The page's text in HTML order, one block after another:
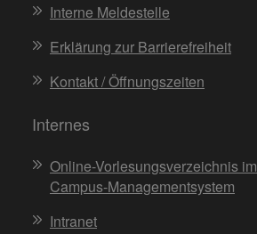
Interne Meldestelle
Erklärung zur Barrierefreiheit
Kontakt / Öffnungszeiten
Internes
Online-Vorlesungsverzeichnis im
Campus-Managementsystem
Intranet